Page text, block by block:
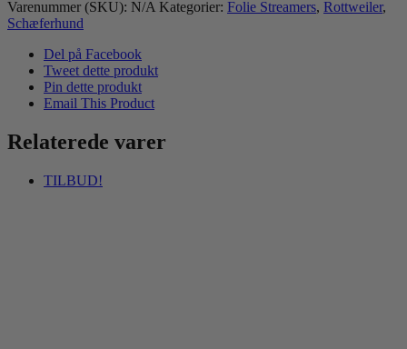
antal
Varenummer (SKU): N/A Kategorier: Folie Streamers, Rottweiler,
Schæferhund
Del på Facebook
Tweet dette produkt
Pin dette produkt
Email This Product
Relaterede varer
TILBUD!